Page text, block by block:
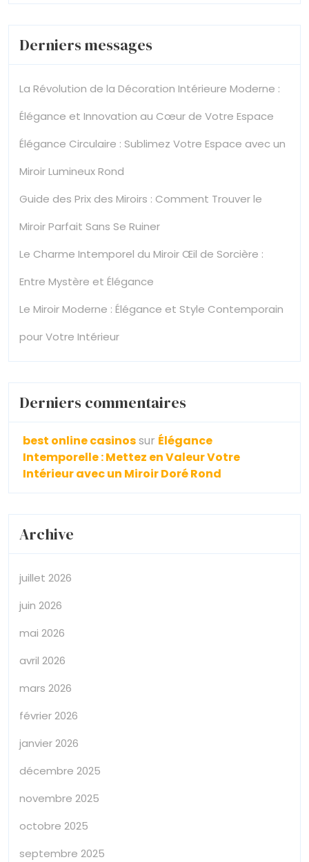
Derniers messages
La Révolution de la Décoration Intérieure Moderne :
Élégance et Innovation au Cœur de Votre Espace
Élégance Circulaire : Sublimez Votre Espace avec un
Miroir Lumineux Rond
Guide des Prix des Miroirs : Comment Trouver le
Miroir Parfait Sans Se Ruiner
Le Charme Intemporel du Miroir Œil de Sorcière :
Entre Mystère et Élégance
Le Miroir Moderne : Élégance et Style Contemporain
pour Votre Intérieur
Derniers commentaires
best online casinossur Élégance
Intemporelle : Mettez en Valeur Votre
Intérieur avec un Miroir Doré Rond
Archive
juillet 2026
juin 2026
mai 2026
avril 2026
mars 2026
février 2026
janvier 2026
décembre 2025
novembre 2025
octobre 2025
septembre 2025